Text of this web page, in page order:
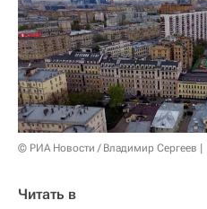
© РИА Новости / Владимир Сергеев
Читать в